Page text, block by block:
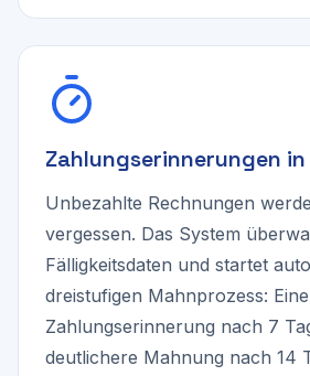
Zahlungserinnerungen
Unbezahlte Rechnungen
vergessen. Das System
Fälligkeitsdaten und startet
dreistufigen Mahnprozess:
Zahlungserinnerung nach 7
deutlichere Mahnung nach 14